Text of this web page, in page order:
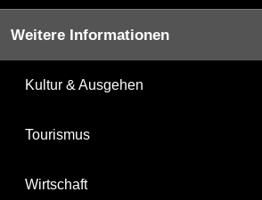
Weitere Informationen
Kultur & Ausgehen
Tourismus
Wirtschaft